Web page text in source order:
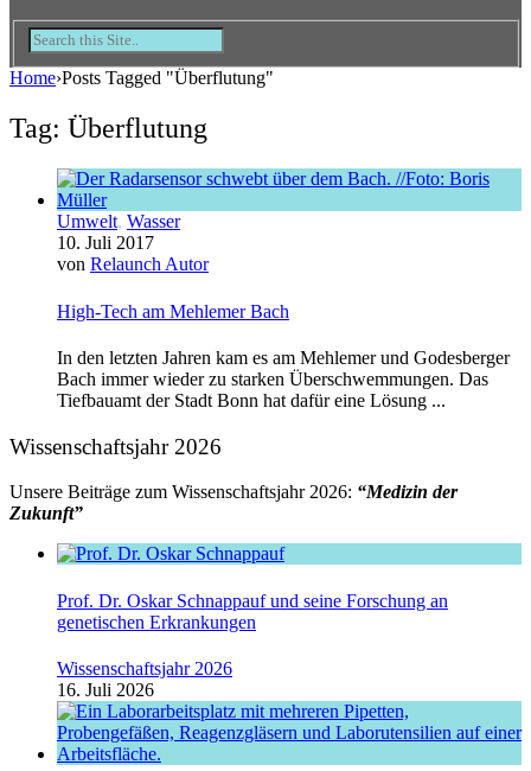
Home›Posts Tagged "Überflutung"
Tag: Überflutung
Umwelt, Wasser
10. Juli 2017
von Relaunch Autor
High-Tech am Mehlemer Bach
In den letzten Jahren kam es am Mehlemer und Godesberger
Bach immer wieder zu starken Überschwemmungen. Das
Tiefbauamt der Stadt Bonn hat dafür eine Lösung ...
Wissenschaftsjahr 2026
Unsere Beiträge zum Wissenschaftsjahr 2026: “Medizin der
Zukunft”
Prof. Dr. Oskar Schnappauf und seine Forschung an
genetischen Erkrankungen
Wissenschaftsjahr 2026
16. Juli 2026